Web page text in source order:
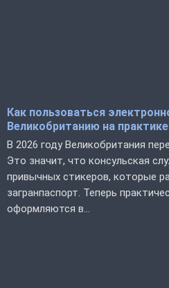
Как пользоваться
Великобританию на практике
В 2026 году Великобритания
Это значит, что консульская
привычных стикеров, которые
загранпаспорт. Теперь
оформляются в...